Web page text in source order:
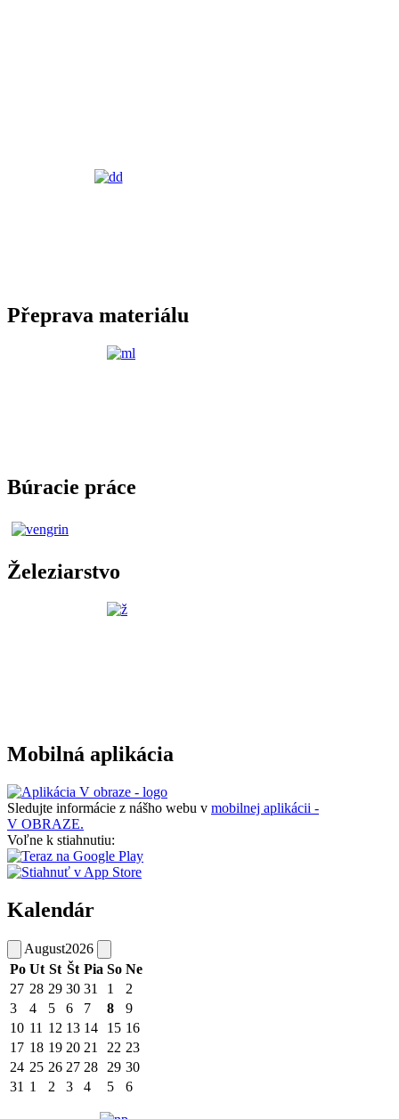
Přeprava materiálu
Búracie práce
Železiarstvo
Mobilná aplikácia
Sledujte informácie z nášho webu v mobilnej aplikácii -
V OBRAZE.
Voľne k stiahnutiu:
Kalendár
August2026
Po Ut St Št Pia So Ne
27 28 29 30 31 1
2
3
4 5 6 7 8
9
10 11 12 13 14 15 16
17 18 19 20 21 22 23
24 25 26 27 28 29 30
31 1 2 3 4 5 6